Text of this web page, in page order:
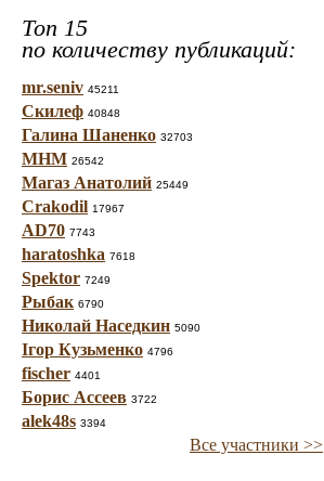
Топ 15
по количеству публикаций:
mr.seniv 45211
Скилеф 40848
Галина Шаненко 32703
МНМ 26542
Магаз Анатолий 25449
Crakodil 17967
AD70 7743
haratoshka 7618
Spektor 7249
Рыбак 6790
Николай Наседкин 5090
Ігор Кузьменко 4796
fischer 4401
Борис Ассеев 3722
alek48s 3394
Все участники >>